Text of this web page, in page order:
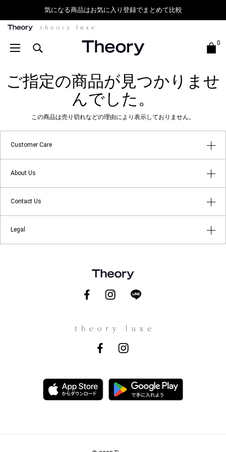
気になる商品はお気に入り登録でまとめて比較
Theory 0
ご指定の商品が見つかりませ
んでした。
この商品は売り切れなどの理由により表示しておりません。
Customer Care
はじめてのお客様へ
よくあるご質問
返品・キャンセルについて
店舗受け取りサービス
ギフトラッピングサービス
About Us
アプリメンバーシップ
ショップリスト
Theory at Your Service
About Theory
Contact Us
お問い合わせ
メールマガジン登録
Legal